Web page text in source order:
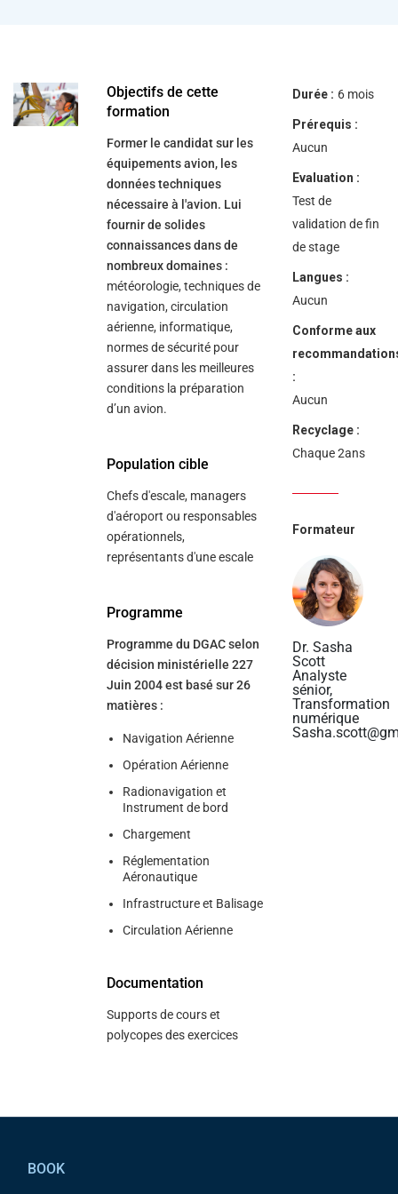
the
content.
Objectifs de cette
formation
Former le candidat sur les
équipements avion, les
données techniques
nécessaire à l'avion. Lui
fournir de solides
connaissances dans de
nombreux domaines :
météorologie, techniques de
navigation, circulation
aérienne, informatique,
normes de sécurité pour
assurer dans les meilleures
conditions la préparation
d’un avion.
Population cible
Chefs d'escale, managers
d'aéroport ou responsables
opérationnels,
représentants d'une escale
Programme
Programme du DGAC selon
décision ministérielle 227
Juin 2004 est basé sur 26
matières :
Navigation Aérienne
Opération Aérienne
Radionavigation et
Instrument de bord
Chargement
Réglementation
Aéronautique
Infrastructure et Balisage
Circulation Aérienne
Documentation
Supports de cours et
polycopes des exercices
Durée : 6 mois
Prérequis :
Aucun
Evaluation :
Test de
validation de fin
de stage
Langues :
Aucun
Conforme aux
:
Aucun
Recyclage :
Chaque 2ans
Formateur
Dr. Sasha
Scott
Analyste
sénior,
Transformation
numérique
BOOK